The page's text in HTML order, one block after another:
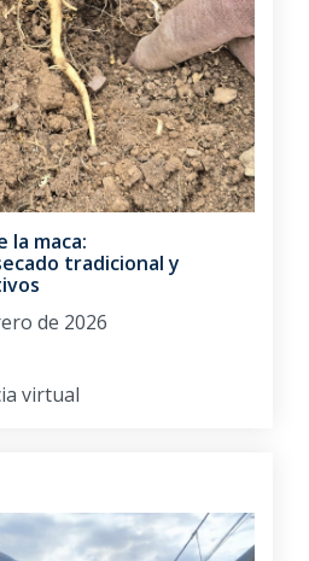
la maca:
tradicional y
de 2026
virtual